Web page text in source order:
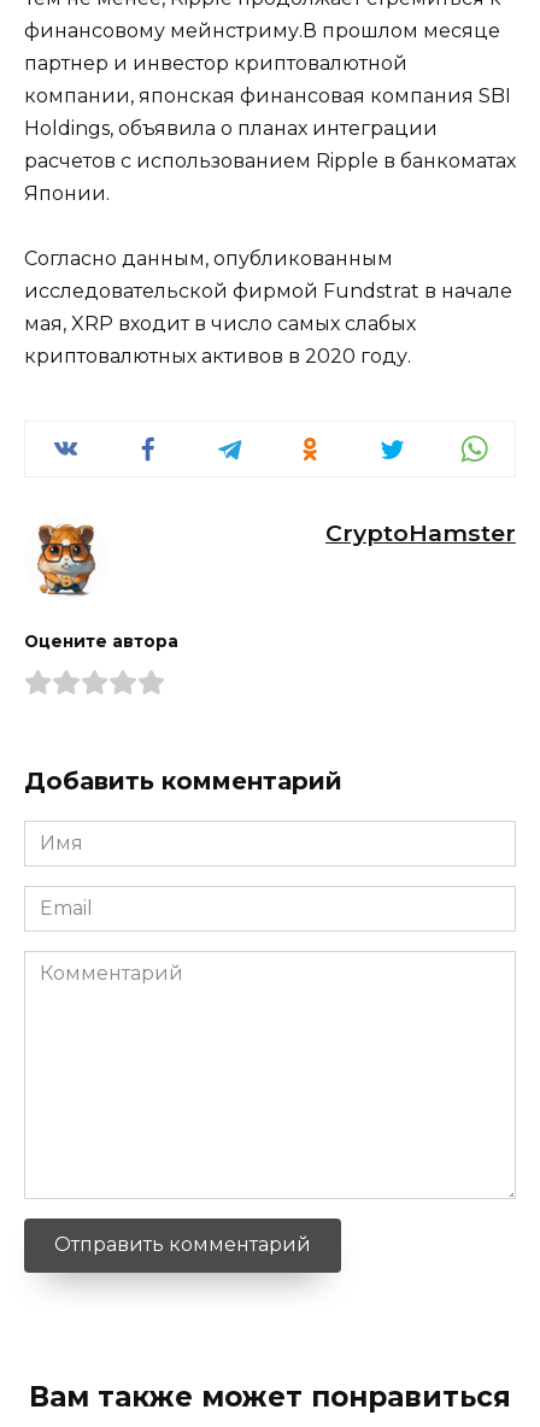
финансовому мейнстриму.В прошлом месяце
партнер и инвестор криптовалютной
компании, японская финансовая компания SBI
Holdings, объявила о планах интеграции
расчетов с использованием Ripple в банкоматах
Японии.
Согласно данным, опубликованным
исследовательской фирмой Fundstrat в начале
мая, XRP входит в число самых слабых
криптовалютных активов в 2020 году.
CryptoHamster
Оцените автора
Добавить комментарий
Имя
*
Email
*
Комментарий
Вам также может понравиться